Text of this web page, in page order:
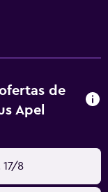
todas las
ofrece desayuno
km.
de
Apel
17/8